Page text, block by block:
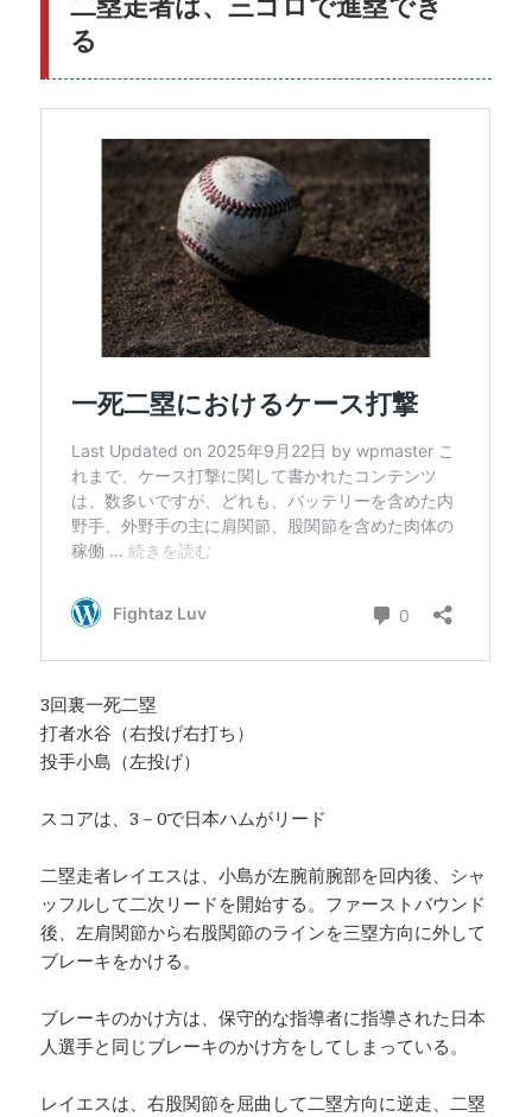
る
3回裏一死二塁
打者水谷（右投げ右打ち）
投手小島（左投げ）
スコアは、3－0で日本ハムがリード
二塁走者レイエスは、小島が左腕前腕部を回内後、シャ
ッフルして二次リードを開始する。ファーストバウンド
後、左肩関節から右股関節のラインを三塁方向に外して
ブレーキをかける。
ブレーキのかけ方は、保守的な指導者に指導された日本
人選手と同じブレーキのかけ方をしてしまっている。
レイエスは、右股関節を屈曲して二塁方向に逆走、二塁